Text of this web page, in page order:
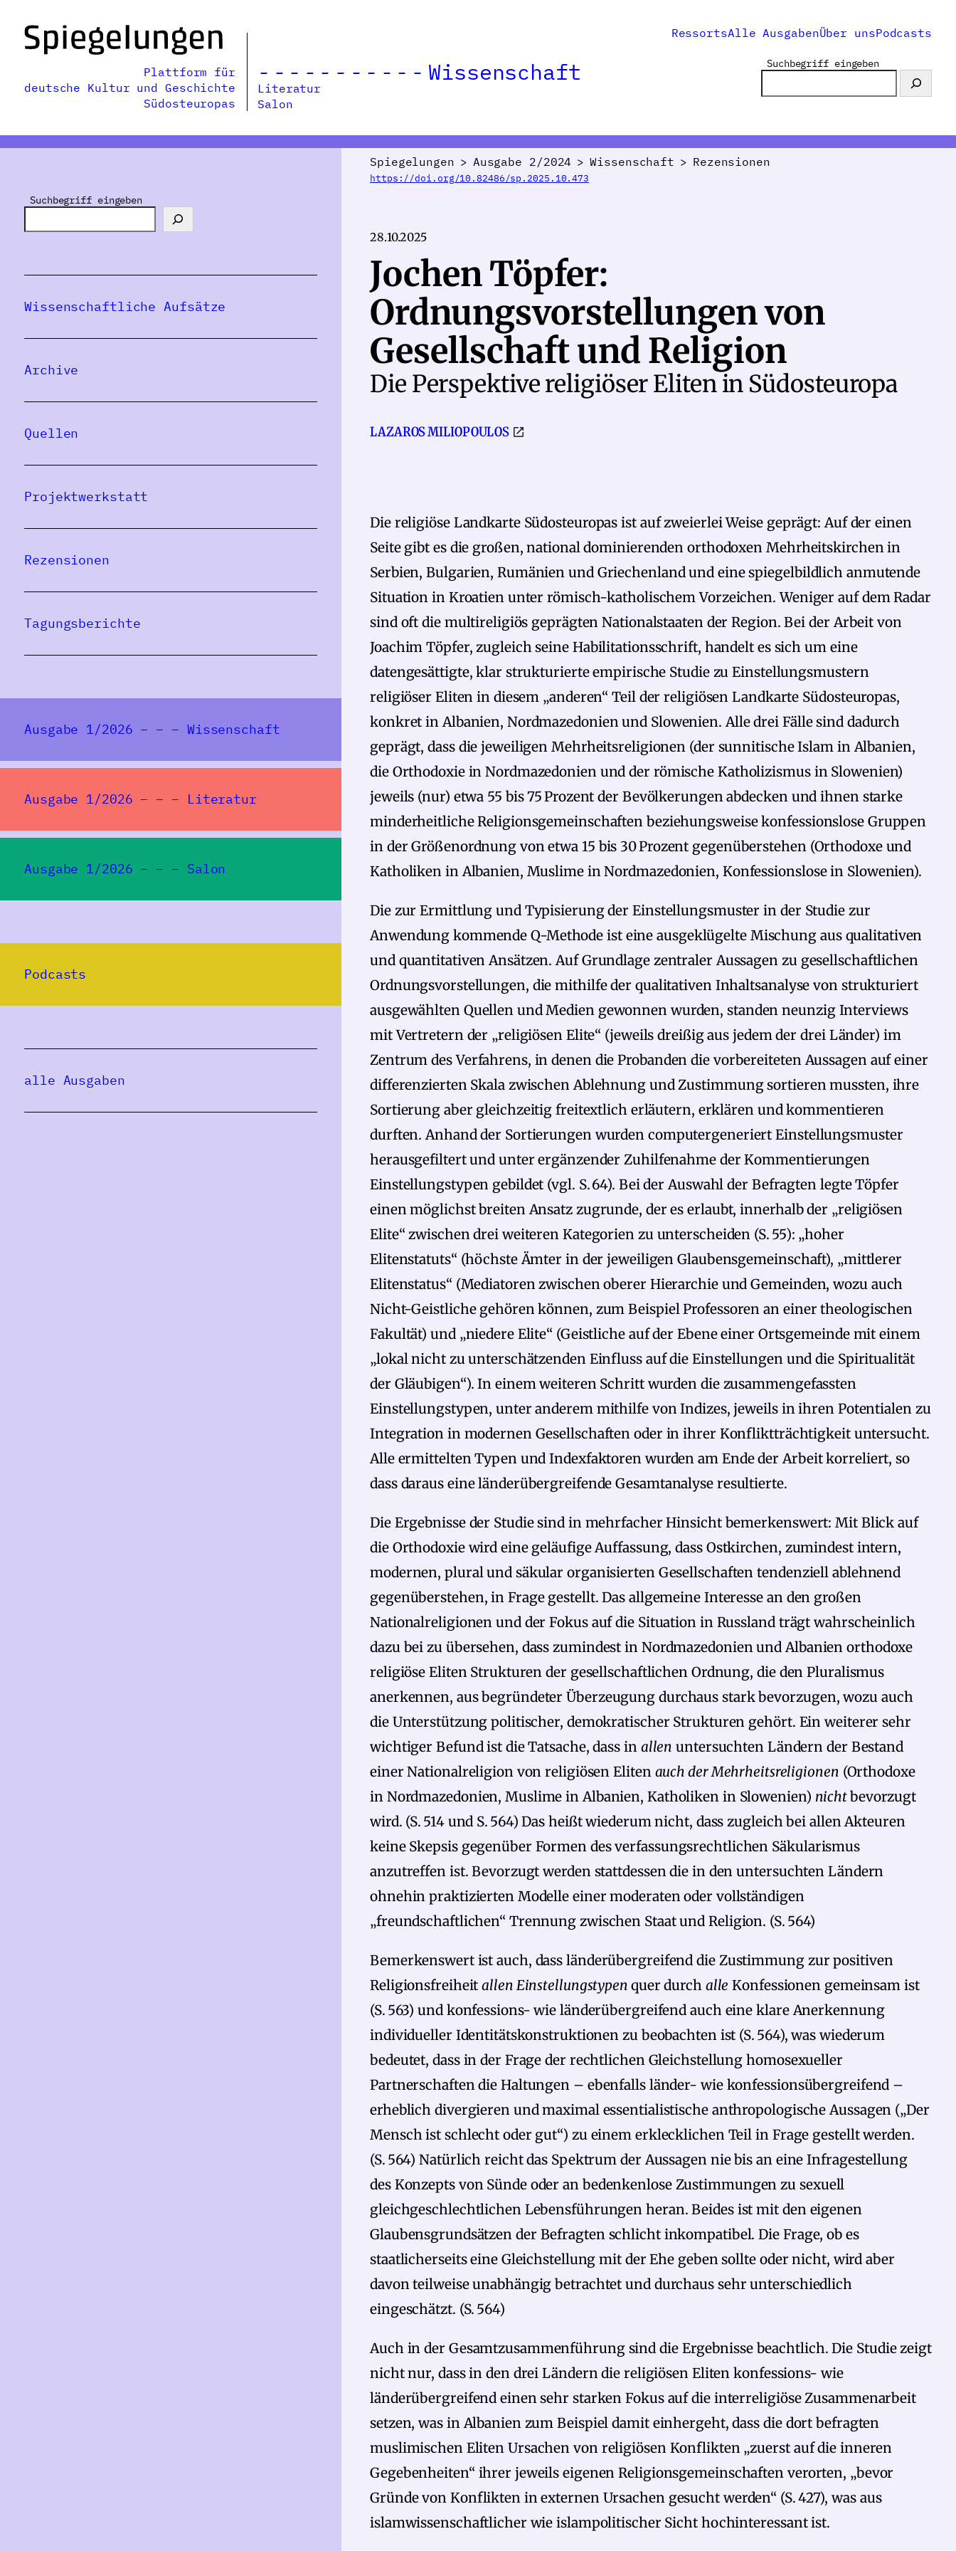
Inhalt
springen
Plattform für
deutsche Kultur und Geschichte
Südosteuropas
Wissenschaft
Literatur
Salon
RessortsAlle AusgabenÜber unsPodcasts
Suchbegriff eingeben
Suchbegriff eingeben
Wissenschaftliche Aufsätze
Archive
Quellen
Projektwerkstatt
Rezensionen
Tagungsberichte
Ausgabe 1/2026 – – – Wissenschaft
Ausgabe 1/2026 – – – Literatur
Ausgabe 1/2026 – – – Salon
Podcasts
alle Ausgaben
Spiegelungen > Ausgabe 2/2024 > Wissenschaft > Rezensionen
https://doi.org/10.82486/sp.2025.10.473
28.10.2025
Jochen Töpfer:
Ordnungsvorstellungen von
Gesellschaft und Religion
Die Perspektive religiöser Eliten in Südosteuropa
LAZAROS MILIOPOULOS
Die religiöse Landkarte Südosteuropas ist auf zweierlei Weise geprägt: Auf der einen
Seite gibt es die großen, national dominierenden orthodoxen Mehrheitskirchen in
Serbien, Bulgarien, Rumänien und Griechenland und eine spiegelbildlich anmutende
Situation in Kroatien unter römisch-katholischem Vorzeichen. Weniger auf dem Radar
sind oft die multireligiös geprägten Nationalstaaten der Region. Bei der Arbeit von
Joachim Töpfer, zugleich seine Habilitationsschrift, handelt es sich um eine
datengesättigte, klar strukturierte empirische Studie zu Einstellungsmustern
religiöser Eliten in diesem „anderen“ Teil der religiösen Landkarte Südosteuropas,
konkret in Albanien, Nordmazedonien und Slowenien. Alle drei Fälle sind dadurch
geprägt, dass die jeweiligen Mehrheitsreligionen (der sunnitische Islam in Albanien,
die Orthodoxie in Nordmazedonien und der römische Katholizismus in Slowenien)
jeweils (nur) etwa 55 bis 75 Prozent der Bevölkerungen abdecken und ihnen starke
minderheitliche Religionsgemeinschaften beziehungsweise konfessionslose Gruppen
in der Größenordnung von etwa 15 bis 30 Prozent gegenüberstehen (Orthodoxe und
Katholiken in Albanien, Muslime in Nordmazedonien, Konfessionslose in Slowenien).
Die zur Ermittlung und Typisierung der Einstellungsmuster in der Studie zur
Anwendung kommende Q-Methode ist eine ausgeklügelte Mischung aus qualitativen
und quantitativen Ansätzen. Auf Grundlage zentraler Aussagen zu gesellschaftlichen
Ordnungsvorstellungen, die mithilfe der qualitativen Inhaltsanalyse von strukturiert
ausgewählten Quellen und Medien gewonnen wurden, standen neunzig Interviews
mit Vertretern der „religiösen Elite“ (jeweils dreißig aus jedem der drei Länder) im
Zentrum des Verfahrens, in denen die Probanden die vorbereiteten Aussagen auf einer
differenzierten Skala zwischen Ablehnung und Zustimmung sortieren mussten, ihre
Sortierung aber gleichzeitig freitextlich erläutern, erklären und kommentieren
durften. Anhand der Sortierungen wurden computergeneriert Einstellungsmuster
herausgefiltert und unter ergänzender Zuhilfenahme der Kommentierungen
Einstellungstypen gebildet (vgl. S. 64). Bei der Auswahl der Befragten legte Töpfer
einen möglichst breiten Ansatz zugrunde, der es erlaubt, innerhalb der „religiösen
Elite“ zwischen drei weiteren Kategorien zu unterscheiden (S. 55): „hoher
Elitenstatuts“ (höchste Ämter in der jeweiligen Glaubensgemeinschaft), „mittlerer
Elitenstatus“ (Mediatoren zwischen oberer Hierarchie und Gemeinden, wozu auch
Nicht-Geistliche gehören können, zum Beispiel Professoren an einer theologischen
Fakultät) und „niedere Elite“ (Geistliche auf der Ebene einer Ortsgemeinde mit einem
„lokal nicht zu unterschätzenden Einfluss auf die Einstellungen und die Spiritualität
der Gläubigen“). In einem weiteren Schritt wurden die zusammengefassten
Einstellungstypen, unter anderem mithilfe von Indizes, jeweils in ihren Potentialen zu
Integration in modernen Gesellschaften oder in ihrer Konfliktträchtigkeit untersucht.
Alle ermittelten Typen und Indexfaktoren wurden am Ende der Arbeit korreliert, so
dass daraus eine länderübergreifende Gesamtanalyse resultierte.
Die Ergebnisse der Studie sind in mehrfacher Hinsicht bemerkenswert: Mit Blick auf
die Orthodoxie wird eine geläufige Auffassung, dass Ostkirchen, zumindest intern,
modernen, plural und säkular organisierten Gesellschaften tendenziell ablehnend
gegenüberstehen, in Frage gestellt. Das allgemeine Interesse an den großen
Nationalreligionen und der Fokus auf die Situation in Russland trägt wahrscheinlich
dazu bei zu übersehen, dass zumindest in Nordmazedonien und Albanien orthodoxe
religiöse Eliten Strukturen der gesellschaftlichen Ordnung, die den Pluralismus
anerkennen, aus begründeter Überzeugung durchaus stark bevorzugen, wozu auch
die Unterstützung politischer, demokratischer Strukturen gehört. Ein weiterer sehr
wichtiger Befund ist die Tatsache, dass in allen untersuchten Ländern der Bestand
einer Nationalreligion von religiösen Eliten auch der Mehrheitsreligionen (Orthodoxe
in Nordmazedonien, Muslime in Albanien, Katholiken in Slowenien) nichtbevorzugt
wird. (S. 514 und S. 564) Das heißt wiederum nicht, dass zugleich bei allen Akteuren
keine Skepsis gegenüber Formen des verfassungsrechtlichen Säkularismus
anzutreffen ist. Bevorzugt werden stattdessen die in den untersuchten Ländern
ohnehin praktizierten Modelle einer moderaten oder vollständigen
„freundschaftlichen“ Trennung zwischen Staat und Religion. (S. 564)
Bemerkenswert ist auch, dass länderübergreifend die Zustimmung zur positiven
Religionsfreiheitallen Einstellungstypen quer durch alle Konfessionen gemeinsam ist
(S. 563) und konfessions- wie länderübergreifend auch eine klare Anerkennung
individueller Identitätskonstruktionen zu beobachten ist (S. 564), was wiederum
bedeutet, dass in der Frage der rechtlichen Gleichstellung homosexueller
Partnerschaften die Haltungen – ebenfalls länder- wie konfessionsübergreifend –
erheblich divergieren und maximal essentialistische anthropologische Aussagen („Der
Mensch ist schlecht oder gut“) zu einem erklecklichen Teil in Frage gestellt werden.
(S. 564) Natürlich reicht das Spektrum der Aussagen nie bis an eine Infragestellung
des Konzepts von Sünde oder an bedenkenlose Zustimmungen zu sexuell
gleichgeschlechtlichen Lebensführungen heran. Beides ist mit den eigenen
Glaubensgrundsätzen der Befragten schlicht inkompatibel. Die Frage, ob es
staatlicherseits eine Gleichstellung mit der Ehe geben sollte oder nicht, wird aber
davon teilweise unabhängig betrachtet und durchaus sehr unterschiedlich
eingeschätzt. (S. 564)
Auch in der Gesamtzusammenführung sind die Ergebnisse beachtlich. Die Studie zeigt
nicht nur, dass in den drei Ländern die religiösen Eliten konfessions- wie
länderübergreifend einen sehr starken Fokus auf die interreligiöse Zusammenarbeit
setzen, was in Albanien zum Beispiel damit einhergeht, dass die dort befragten
muslimischen Eliten Ursachen von religiösen Konflikten „zuerst auf die inneren
Gegebenheiten“ ihrer jeweils eigenen Religionsgemeinschaften verorten, „bevor
Gründe von Konflikten in externen Ursachen gesucht werden“ (S. 427), was aus
islamwissenschaftlicher wie islampolitischer Sicht hochinteressant ist.